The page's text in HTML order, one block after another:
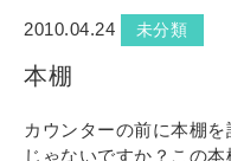
2010.04.24 未分類
本棚
カウンターの前に本棚
じゃないですか？この